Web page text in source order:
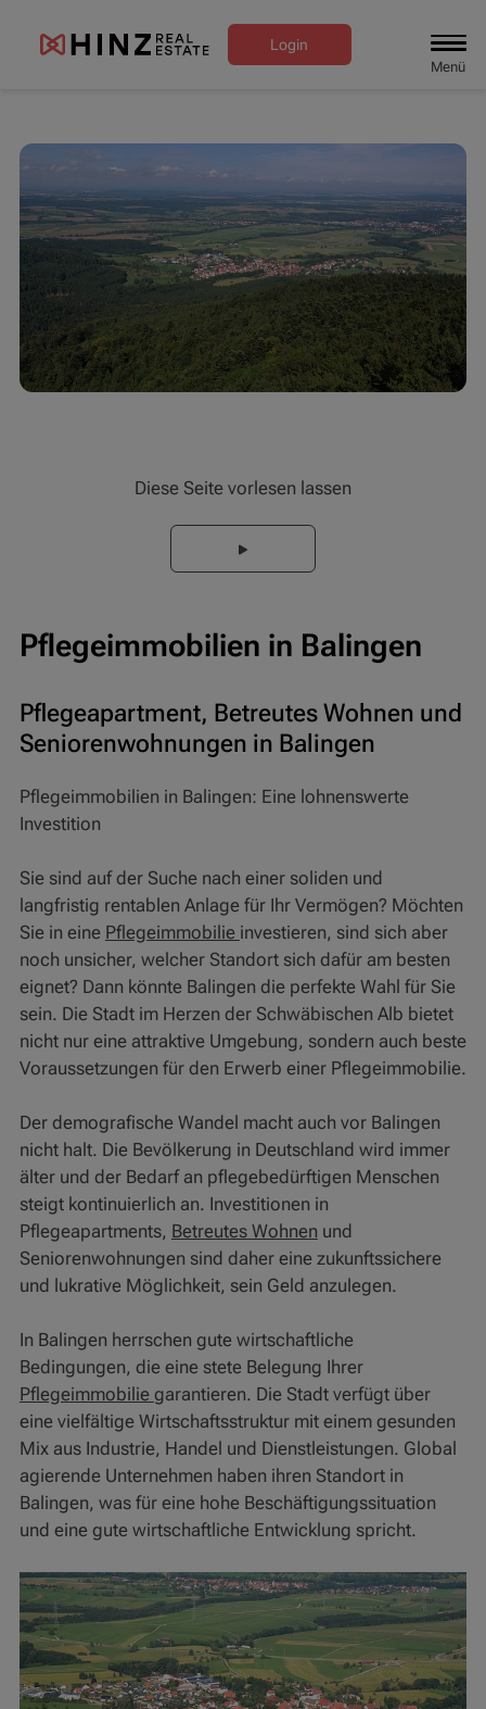
Login
Diese Seite vorlesen lassen
Pflegeimmobilien in Balingen
Pflegeapartment, Betreutes Wohnen und
Seniorenwohnungen in Balingen
Pflegeimmobilien in Balingen: Eine lohnenswerte
Investition
Sie sind auf der Suche nach einer soliden und
langfristig rentablen Anlage für Ihr Vermögen? Möchten
Sie in eine Pflegeimmobilie investieren, sind sich aber
noch unsicher, welcher Standort sich dafür am besten
eignet? Dann könnte Balingen die perfekte Wahl für Sie
sein. Die Stadt im Herzen der Schwäbischen Alb bietet
nicht nur eine attraktive Umgebung, sondern auch beste
Voraussetzungen für den Erwerb einer Pflegeimmobilie.
Der demografische Wandel macht auch vor Balingen
nicht halt. Die Bevölkerung in Deutschland wird immer
älter und der Bedarf an pflegebedürftigen Menschen
steigt kontinuierlich an. Investitionen in
Pflegeapartments, Betreutes Wohnen und
Seniorenwohnungen sind daher eine zukunftssichere
und lukrative Möglichkeit, sein Geld anzulegen.
In Balingen herrschen gute wirtschaftliche
Bedingungen, die eine stete Belegung Ihrer
Pflegeimmobilie garantieren. Die Stadt verfügt über
eine vielfältige Wirtschaftsstruktur mit einem gesunden
Mix aus Industrie, Handel und Dienstleistungen. Global
agierende Unternehmen haben ihren Standort in
Balingen, was für eine hohe Beschäftigungssituation
und eine gute wirtschaftliche Entwicklung spricht.